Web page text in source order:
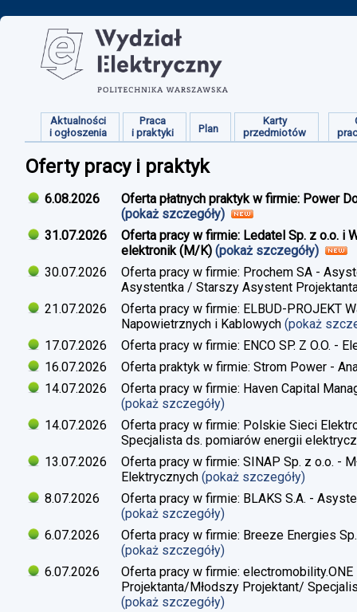
Aktualności
i ogłoszenia
Praca
i praktyki
Plan
Karty
przedmiotów
Oferty pracy i praktyk
6.08.2026
Oferta płatnych praktyk w firmie: Power
(pokaż szczegóły)
31.07.2026
Oferta pracy w firmie: Ledatel Sp. z o.o. i
elektronik (M/K) (pokaż szczegóły)
30.07.2026
Oferta pracy w firmie: Prochem SA -
Asystentka / Starszy Asystent
21.07.2026
Oferta pracy w firmie: ELBUD-PROJEKT
Napowietrznych i Kablowych (pokaż
17.07.2026
Oferta pracy w firmie: ENCO SP. Z O.O. -
16.07.2026
Oferta praktyk w firmie: Strom Power -
14.07.2026
Oferta pracy w firmie: Haven Capital
(pokaż szczegóły)
14.07.2026
Oferta pracy w firmie: Polskie Sieci
Specjalista ds. pomiarów energii
13.07.2026
Oferta pracy w firmie: SINAP Sp. z o.o. -
Elektrycznych (pokaż szczegóły)
8.07.2026
Oferta pracy w firmie: BLAKS S.A. -
(pokaż szczegóły)
6.07.2026
Oferta pracy w firmie: Breeze Energies
(pokaż szczegóły)
6.07.2026
Oferta pracy w firmie:
Projektanta/Młodszy Projektant/
(pokaż szczegóły)